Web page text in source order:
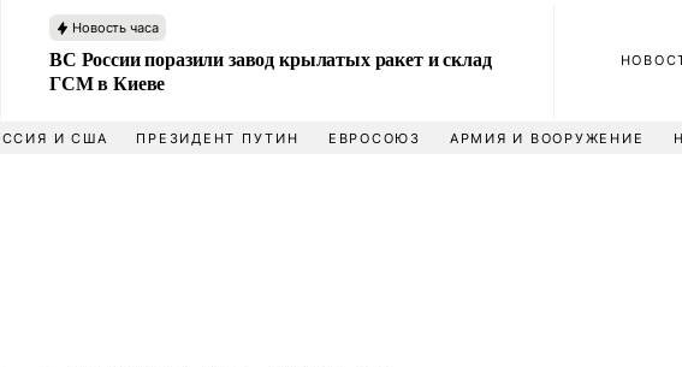
Новость часа
ВС России поразили завод крылатых ракет и склад
ГСМ в Киеве
И США ПРЕЗИДЕНТ ПУТИН ЕВРОСОЮЗ АРМИЯ И ВООРУЖЕНИЕ